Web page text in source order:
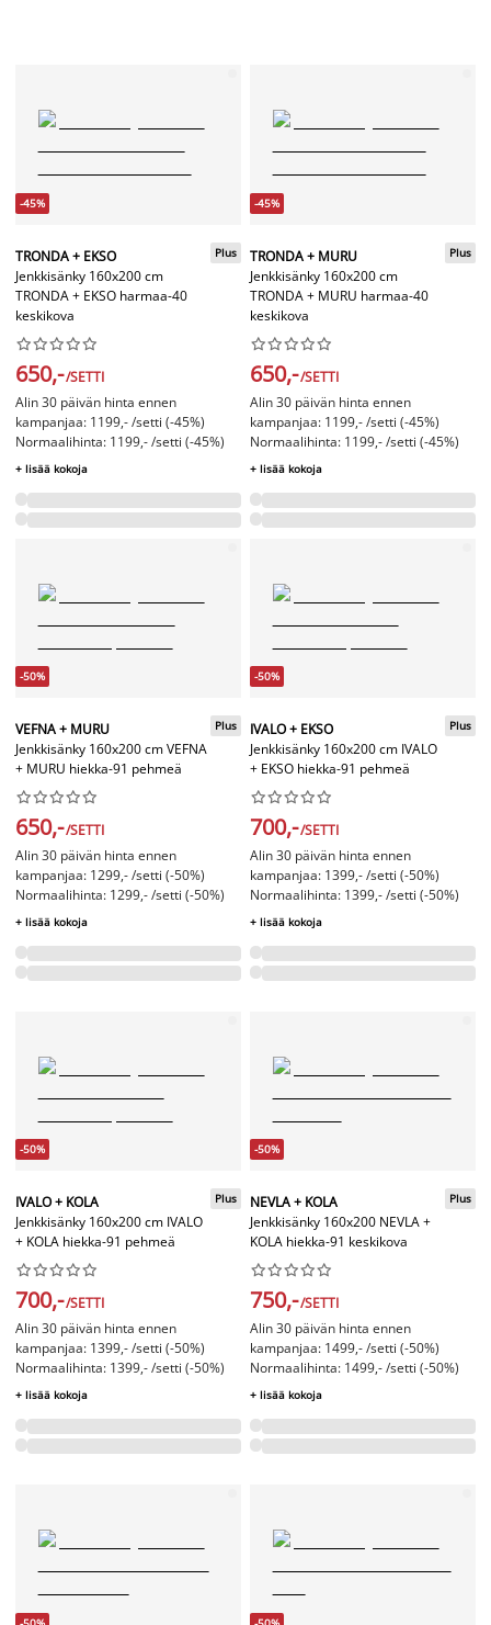
-45%
TRONDA + EKSO
Jenkkisänky 160x200 cm
TRONDA + EKSO harmaa-40
keskikova
Plus






650,-/SETTI
Alin 30 päivän hinta ennen
kampanjaa: 1199,- /setti (-45%)
Normaalihinta: 1199,- /setti (-45%)
+ lisää kokoja
-45%
TRONDA + MURU
Jenkkisänky 160x200 cm
TRONDA + MURU harmaa-40
keskikova
Plus






650,-/SETTI
Alin 30 päivän hinta ennen
kampanjaa: 1199,- /setti (-45%)
Normaalihinta: 1199,- /setti (-45%)
+ lisää kokoja
-50%
VEFNA + MURU
Jenkkisänky 160x200 cm VEFNA
+ MURU hiekka-91 pehmeä
Plus






650,-/SETTI
Alin 30 päivän hinta ennen
kampanjaa: 1299,- /setti (-50%)
Normaalihinta: 1299,- /setti (-50%)
+ lisää kokoja
-50%
IVALO + EKSO
Jenkkisänky 160x200 cm IVALO
+ EKSO hiekka-91 pehmeä
Plus






700,-/SETTI
Alin 30 päivän hinta ennen
kampanjaa: 1399,- /setti (-50%)
Normaalihinta: 1399,- /setti (-50%)
+ lisää kokoja
-50%
IVALO + KOLA
Jenkkisänky 160x200 cm IVALO
+ KOLA hiekka-91 pehmeä
Plus






700,-/SETTI
Alin 30 päivän hinta ennen
kampanjaa: 1399,- /setti (-50%)
Normaalihinta: 1399,- /setti (-50%)
+ lisää kokoja
-50%
NEVLA + KOLA
Jenkkisänky 160x200 NEVLA +
KOLA hiekka-91 keskikova
Plus






750,-/SETTI
Alin 30 päivän hinta ennen
kampanjaa: 1499,- /setti (-50%)
Normaalihinta: 1499,- /setti (-50%)
+ lisää kokoja